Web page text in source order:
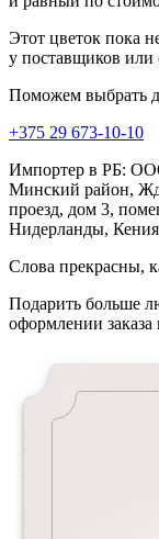
Этот цветок пока
у поставщиков или
Поможем выбрать
+375 29 673-10-10
Импортер в РБ:
Минский район,
проезд, дом 3,
Нидерланды,
Слова прекрасны,
Подарить больше
оформлении заказа